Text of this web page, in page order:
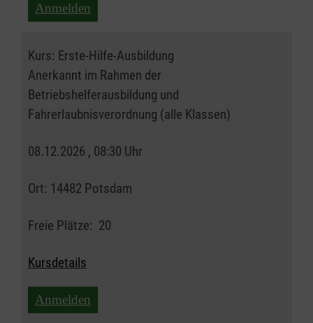
Anmelden
Kurs: Erste-Hilfe-Ausbildung
Anerkannt im Rahmen der
Betriebshelferausbildung und
Fahrerlaubnisverordnung (alle Klassen)
08.12.2026 , 08:30 Uhr
Ort: 14482 Potsdam
Freie Plätze: 20
Kursdetails
Anmelden